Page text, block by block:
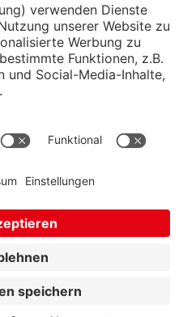
Institut
und